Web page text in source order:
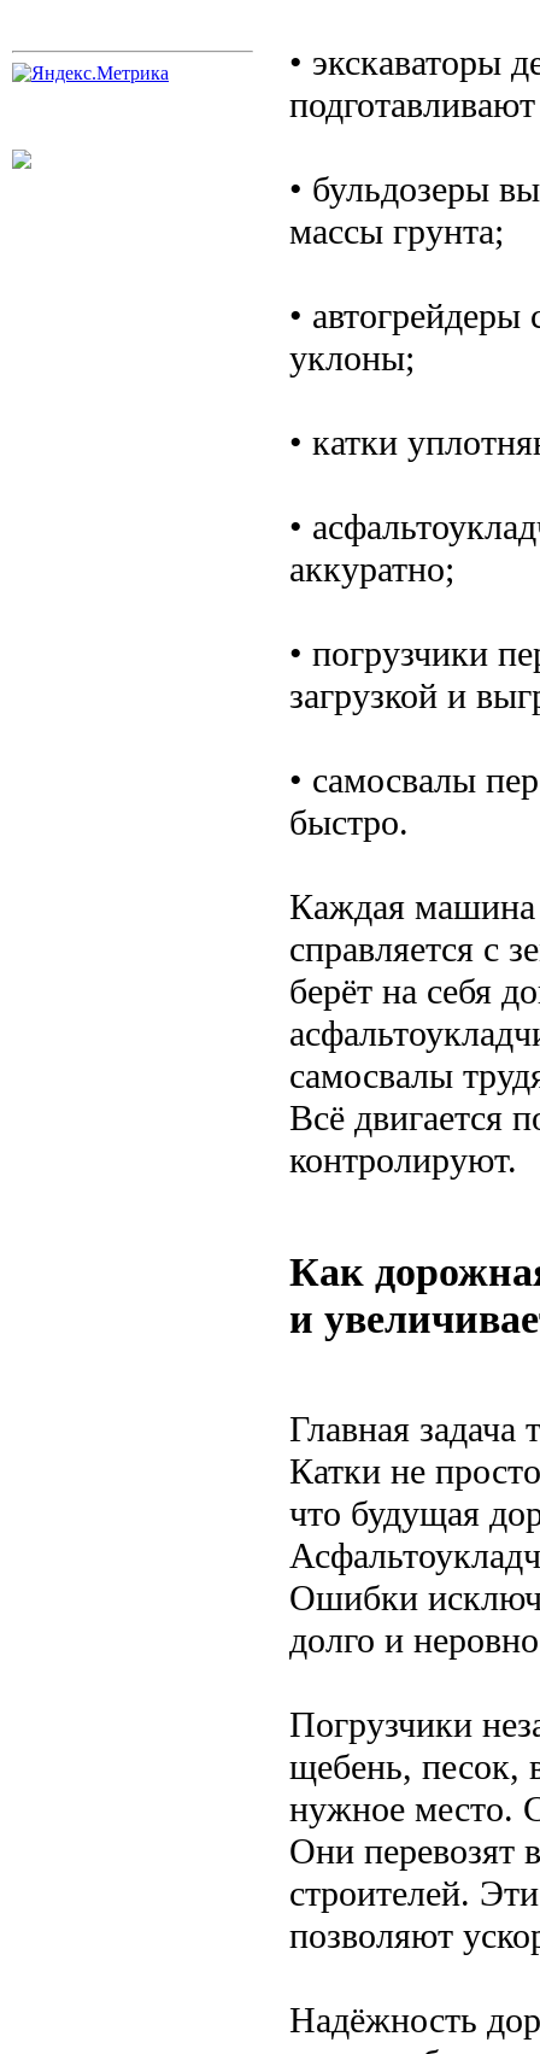
• экскаваторы
• бульдозеры
массы грунта;
•
уклоны;
• катки
•
аккуратно;
• погрузчики
загрузкой и
• самосвалы
быстро.
Каждая машина
справляется с
берёт на себя
самосвалы
Всё двигается
контролируют.
Как
и
Главная
Катки не
что будущая
Ошибки
долго и
Погрузчики
щебень, песок,
нужное место.
Они перевозят
строителей.
позволяют
Надёжность